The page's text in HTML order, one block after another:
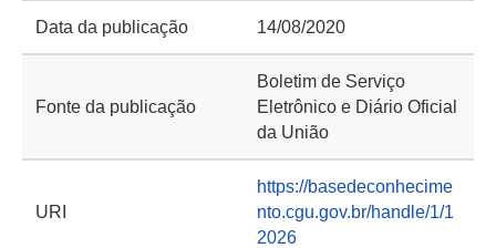
Data da publicação 14/08/2020
Fonte da publicação
Boletim de Serviço
Eletrônico e Diário Oficial
da União
URI
https://basedeconhecime
nto.cgu.gov.br/handle/1/1
2026